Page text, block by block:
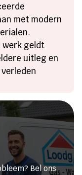
met modern
werk geldt
uitleg en
of een
Bel ons